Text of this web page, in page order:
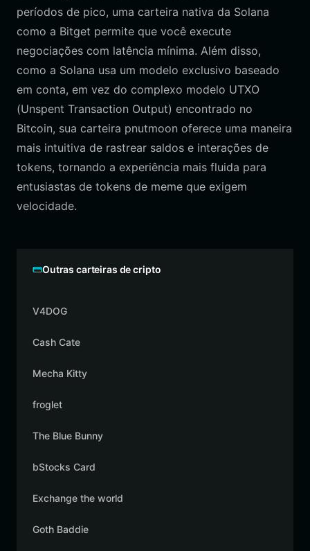
períodos de pico, uma carteira nativa da Solana
como a Bitget permite que você execute
negociações com latência mínima. Além disso,
como a Solana usa um modelo exclusivo baseado
em conta, em vez do complexo modelo UTXO
(Unspent Transaction Output) encontrado no
Bitcoin, sua carteira pnutmoon oferece uma maneira
mais intuitiva de rastrear saldos e interações de
tokens, tornando a experiência mais fluida para
entusiastas de tokens de meme que exigem
velocidade.
Outras carteiras de cripto
V4DOG
Cash Cate
Mecha Kitty
froglet
The Blue Bunny
bStocks Card
Exchange the world
Goth Baddie